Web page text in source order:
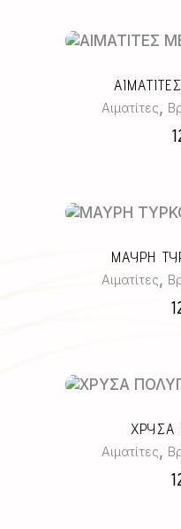
Αιματίτες
ΜΑΥΡΗ
Αιματίτες
ΧΡΥΣΑ
Αιματίτες,